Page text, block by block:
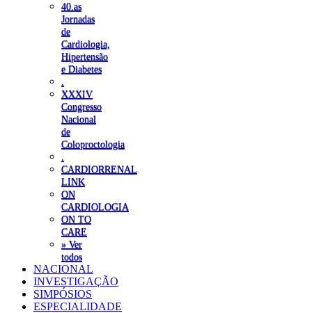
40.as
Jornadas
de
Cardiologia,
Hipertensão
e Diabetes
XXXIV
Congresso
Nacional
de
Coloproctologia
CARDIORRENAL
LINK
ON
CARDIOLOGIA
ON TO
CARE
» Ver
todos
NACIONAL
INVESTIGAÇÃO
SIMPÓSIOS
ESPECIALIDADE